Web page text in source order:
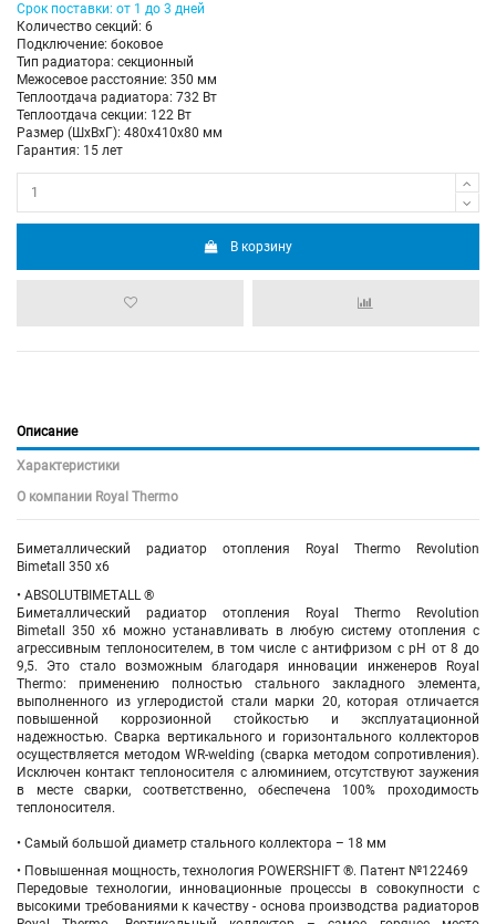
Срок поставки: от 1 до 3 дней
Количество секций: 6
Подключение: боковое
Тип радиатора: секционный
Межосевое расстояние: 350 мм
Теплоотдача радиатора: 732 Вт
Теплоотдача секции: 122 Вт
Размер (ШхВхГ): 480х410х80 мм
Гарантия: 15 лет
В корзину
Описание
Характеристики
О компании Royal Thermo
Биметаллический радиатор отопления Royal Thermo Revolution
Bimetall 350 х6
• ABSOLUTBIMETALL ®
Биметаллический радиатор отопления Royal Thermo Revolution
Bimetall 350 х6 можно устанавливать в любую систему отопления с
агрессивным теплоносителем, в том числе с антифризом с pH от 8 до
9,5. Это стало возможным благодаря инновации инженеров Royal
Thermo: применению полностью стального закладного элемента,
выполненного из углеродистой стали марки 20, которая отличается
повышенной коррозионной стойкостью и эксплуатационной
надежностью. Сварка вертикального и горизонтального коллекторов
осуществляется методом WR-welding (сварка методом сопротивления).
Исключен контакт теплоносителя с алюминием, отсутствуют заужения
в месте сварки, соответственно, обеспечена 100% проходимость
теплоносителя.
• Самый большой диаметр стального коллектора – 18 мм
• Повышенная мощность, технология POWERSHIFT ®. Патент №122469
Передовые технологии, инновационные процессы в совокупности с
высокими требованиями к качеству - основа производства радиаторов